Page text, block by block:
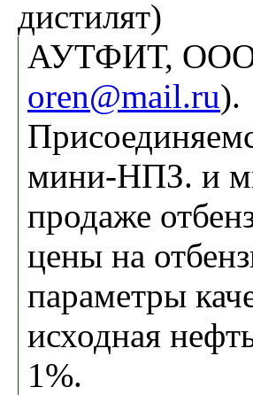
дистилят)
АУТФИТ, ООО,
oren@mail.ru).
мини-НПЗ. и
продаже
цены на
параметры
исходная
1%.